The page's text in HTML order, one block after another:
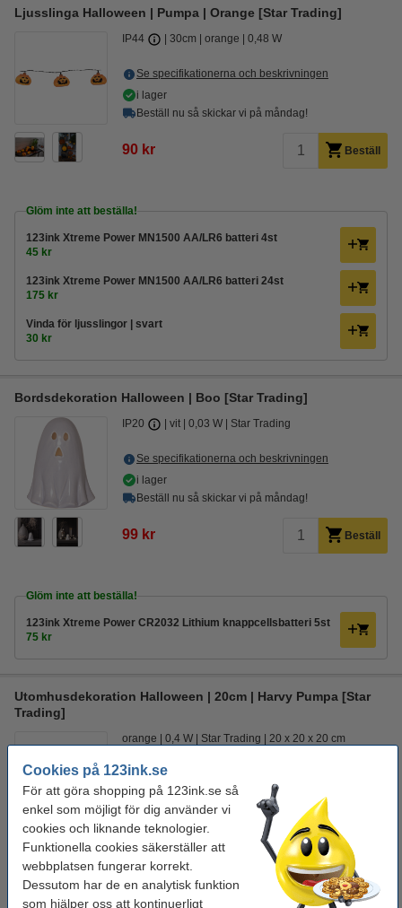
Cookies på 123ink.se
För att göra shopping på 123ink.se så
enkel som möjligt för dig använder vi
cookies och liknande teknologier.
Funktionella cookies säkerställer att
webbplatsen fungerar korrekt.
Dessutom har de en analytisk funktion
som hjälper oss att kontinuerligt
Ljusslinga Halloween | Pumpa | Orange [Star Trading]
IP44 30cm orange 0,48 W
Se specifikationerna och beskrivningen
i lager
Beställ nu så skickar vi på måndag!
90 kr Beställ
Glöm inte att beställa!
123ink Xtreme Power MN1500 AA/LR6 batteri 4st
45 kr
123ink Xtreme Power MN1500 AA/LR6 batteri 24st
175 kr
Vinda för ljusslingor | svart
30 kr
Bordsdekoration Halloween | Boo [Star Trading]
IP20 vit 0,03 W Star Trading
Se specifikationerna och beskrivningen
i lager
Beställ nu så skickar vi på måndag!
99 kr Beställ
Glöm inte att beställa!
123ink Xtreme Power CR2032 Lithium knappcellsbatteri 5st
75 kr
Utomhusdekoration Halloween | 20cm | Harvy Pumpa [Star
Trading]
1
orange 0,4 W Star Trading 20 x 20 x 20 cm
Se specifikationerna och beskrivningen
290 kr Visa alternativ
För tillfället slut